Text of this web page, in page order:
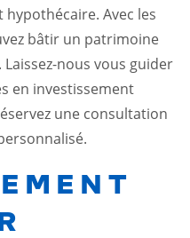
Avec les
bâtir un patrimoine
nous vous guider
en investissement
une consultation